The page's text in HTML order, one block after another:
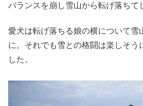
バランスを崩し雪山から転げ落ちて
愛犬は転げ落ちる娘の横について雪
に。それでも雪との格闘は楽しそう
した。